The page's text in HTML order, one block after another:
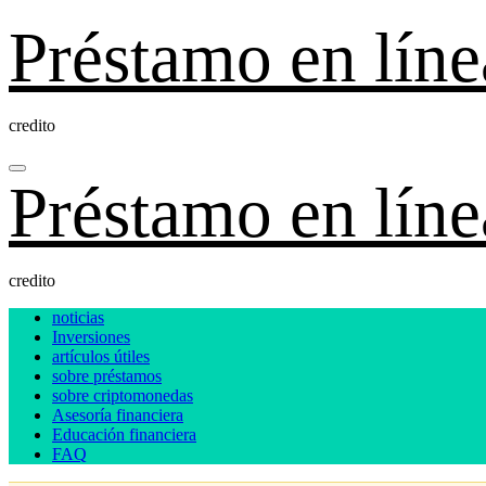
contenido
Préstamo en
credito
Préstamo en
credito
noticias
Inversiones
artículos útiles
sobre préstamos
sobre criptomonedas
Asesoría financiera
Educación financiera
FAQ